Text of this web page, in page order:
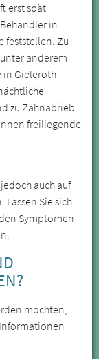
erst spät
in
feststellen. Zu
anderem
in Gieleroth
zu Zahnabrieb.
freiliegende
auch auf
Sie sich
Symptomen
möchten,